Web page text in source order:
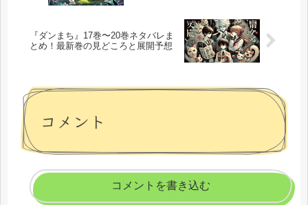
『ダンまち』17巻〜20巻ネタバレま
とめ！最新巻の見どころと展開予想
コメント
コメントを書き込む